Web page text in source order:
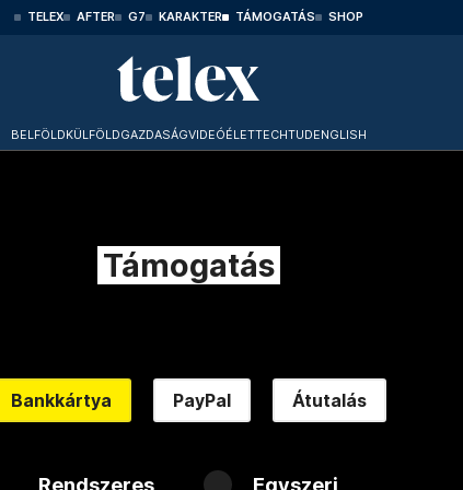
TELEX AFTER G7 KARAKTER TÁMOGATÁS SHOP
BELFÖLDKÜLFÖLDGAZDASÁGVIDEÓÉLETTECHTUDENGLISH
Támogatás
Bankkártya PayPal Átutalás
Rendszeres Egyszeri